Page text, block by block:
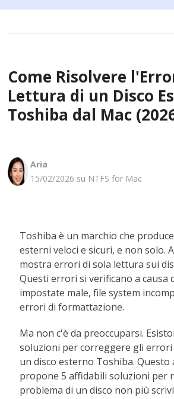
Come Risolvere
Lettura di un Disco
Toshiba dal Mac
Aria
15/02/2026 su NTFS for Mac
Toshiba è un marchio che
esterni veloci e sicuri, e non solo.
mostra errori di sola lettura sui
Questi errori si verificano a causa
impostate male, file system
errori di formattazione.
Ma non c'è da preoccuparsi.
soluzioni per correggere gli
un disco esterno Toshiba. Questo
propone 5 affidabili soluzioni per
problema di un disco non più